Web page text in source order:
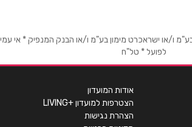
ישראכרט מימון בע"מ ו/או הבנק המנפיק * אי עמידה
לפועל * טל"ח
אודות המועדון
הצטרפות למועדון +LIVING
הצהרת נגישות